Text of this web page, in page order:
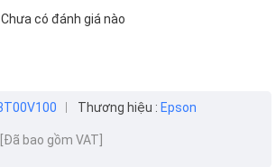
Chưa có đánh giá nào
Thương hiệu : Epson
[Đã bao gồm VAT]